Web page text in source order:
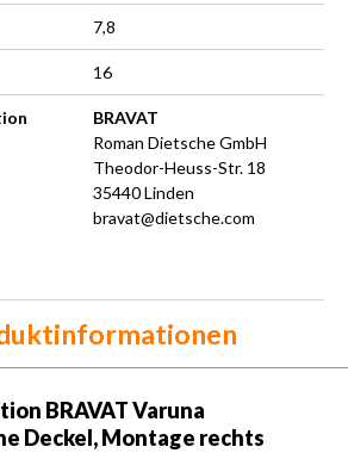
7,8
16
BRAVAT
Roman Dietsche GmbH
Theodor-Heuss-Str. 18
35440 Linden
bravat@dietsche.com
BRAVAT Varuna
Deckel, Montage rechts